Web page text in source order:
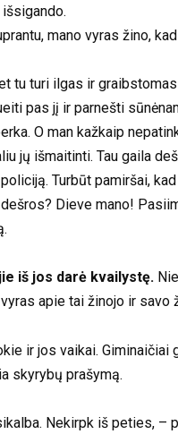
mano vyras žino,
tu turi ilgas ir graibstomas
pas jį ir parnešti
O man kažkaip
jų išmaitinti. Tau gaila
Turbūt pamiršai,
Dieve mano!
iš jos darė kvailystę.
apie tai žinojo ir savo
ir jos vaikai.
skyrybų prašymą.
Nekirpk iš peties, –